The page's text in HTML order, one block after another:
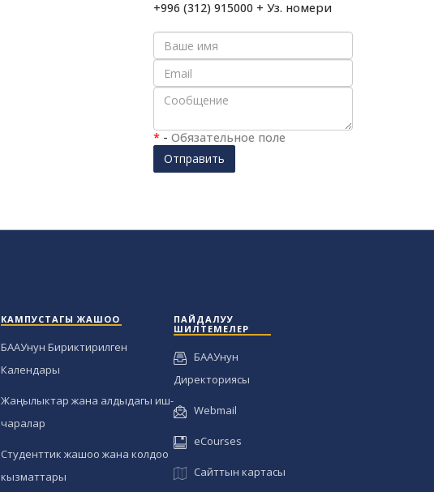
+996 (312) 915000 + Уз. номери
* - Обязательное поле
Отправить
КАМПУСТАГЫ ЖАШОО
БААУнун Бириктирилген
Календары
Жаңылыктар жана алдыдагы иш-
чаралар
Студенттик жашоо жана колдоо
кызматтары
ПАЙДАЛУУ
ШИЛТЕМЕЛЕР
БААУнун
Директориясы
Webmail
eCourses
Сайттын картасы